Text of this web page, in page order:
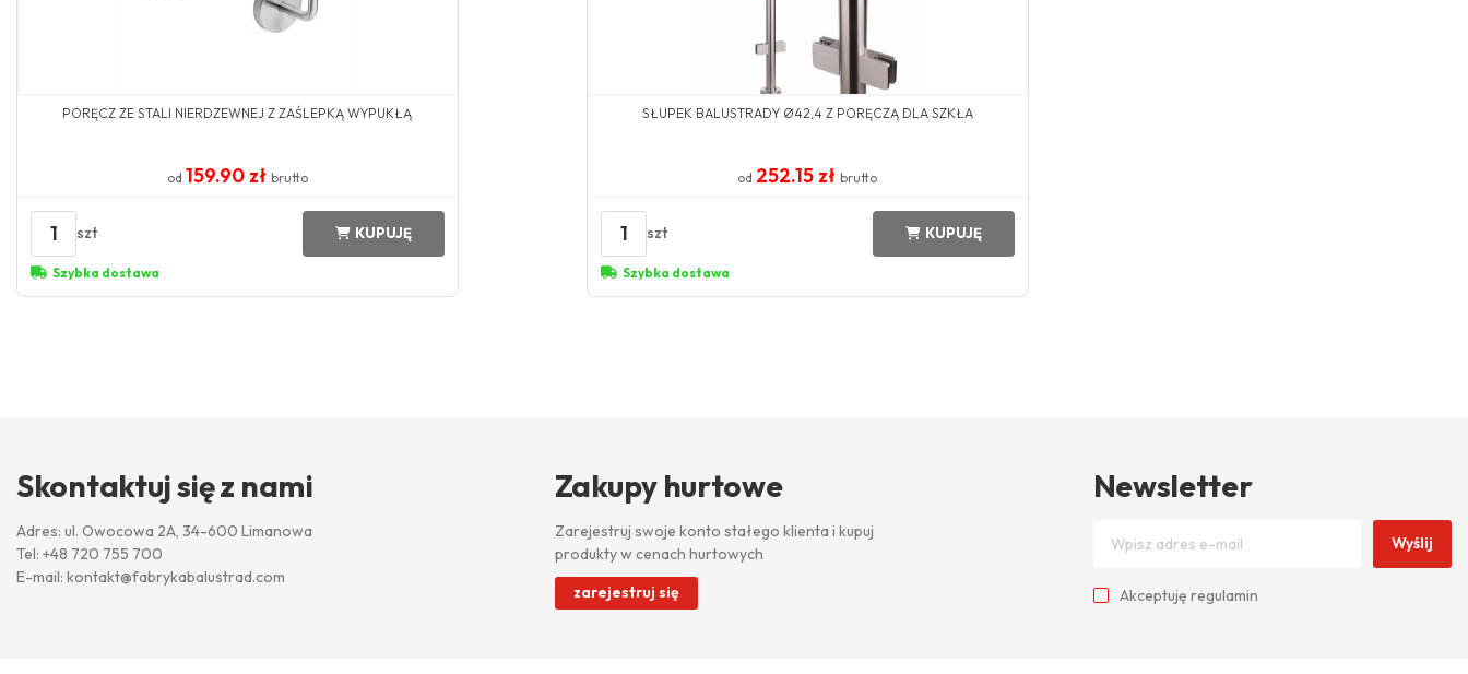
PORĘCZ ZE STALI NIERDZEWNEJ Z ZAŚLEPKĄ WYPUKŁĄ
od 159.90 zł brutto
1 szt KUPUJĘ
Szybka dostawa
SŁUPEK BALUSTRADY Ø42,4 Z PORĘCZĄ DLA SZKŁA
od 252.15 złbrutto
1 szt KUPUJĘ
Szybka dostawa
Skontaktuj się z nami
Adres: ul. Owocowa 2A, 34-600 Limanowa
Tel: +48 720 755 700
E-mail: kontakt@fabrykabalustrad.com
Zakupy hurtowe
Zarejestruj swoje konto stałego klienta i kupuj
produkty w cenach hurtowych
zarejestruj się
Newsletter
Wyślij
Akceptuję regulamin